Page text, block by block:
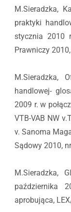
M.Sieradzka,
praktyki
stycznia 2010
Prawniczy
M.Sieradzka,
handlowej-
2009 r. w
VTB-VAB NW
v. Sanoma
Sądowy 2010,
M.Sieradzka,
października
aprobująca,